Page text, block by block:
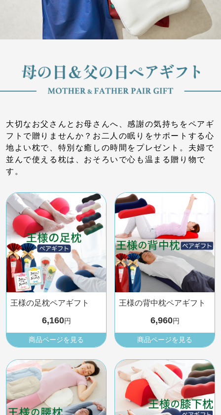
大切なお父さんとお母さんへ、感謝の気持ちをペアギ
フトで贈りませんか？お二人の眠りをサポートする心
地よい枕で、特別な癒しの時間をプレゼント。夫婦で
並んで使える枕は、おそろいで心も温まる贈り物で
す。
王様の足枕ペアギフト
6,160円
商品ページを見る
王様の背中枕ペアギフト
6,960円
商品ページを見る